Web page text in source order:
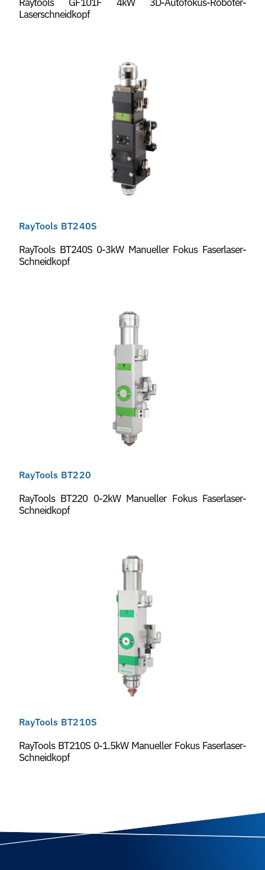
Laserschneidkopf
RayTools BT240S
RayTools BT240S 0-3kW Manueller Fokus Faserlaser-
Schneidkopf
RayTools BT220
RayTools BT220 0-2kW Manueller Fokus Faserlaser-
Schneidkopf
RayTools BT210S
RayTools BT210S 0-1.5kW Manueller Fokus Faserlaser-
Schneidkopf